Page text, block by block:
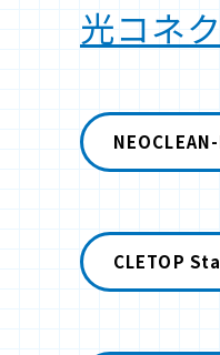
光コネ
CLETOP